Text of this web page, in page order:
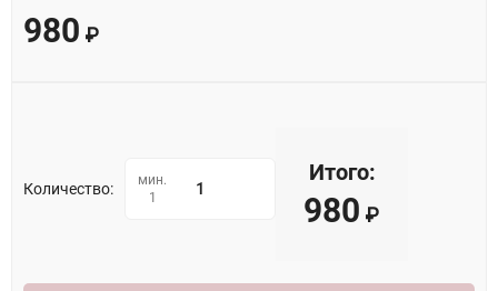
980 ₽
Количество:
мин.
1
Итого:
980 ₽